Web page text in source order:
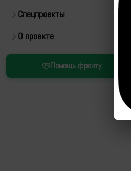
Спецпроекты
О проекте
Помощь фронту